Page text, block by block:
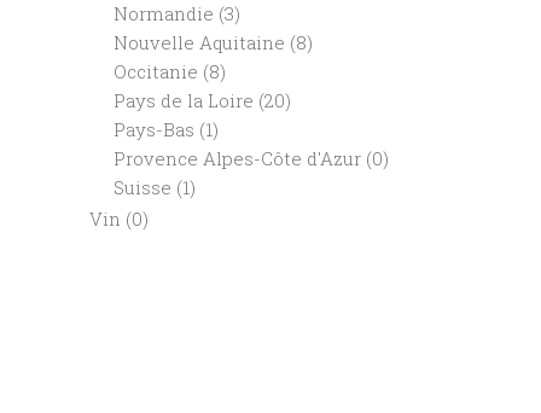
Normandie (3)
Nouvelle Aquitaine (8)
Occitanie (8)
Pays de la Loire (20)
Pays-Bas (1)
Provence Alpes-Côte d'Azur (0)
Suisse (1)
Vin (0)